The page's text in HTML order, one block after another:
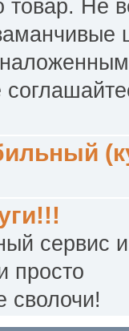
товар. Не
наложенным
сервис и
просто
сволочи!